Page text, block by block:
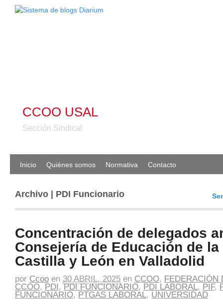
CCOO USAL
Sección Sindical
Inicio Quiénes somos Normativa Contacto
Archivo | PDI Funcionario
Concentración de delegados
Consejería de Educación de
Castilla y León en Valladolid
por Ccoo en 30 ABRIL, 2025 en CCOO, FEDERACIÓN
CCOO, PDI,PDI FUNCIONARIO, PDI LABORAL, PIF,
FUNCIONARIO, PTGAS LABORAL, UNIVERSIDAD